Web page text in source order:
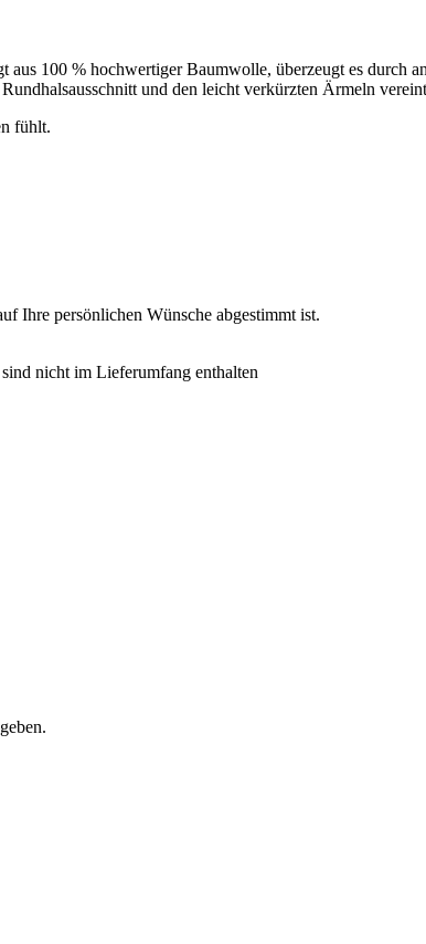
100 % hochwertiger Baumwolle, überzeugt es durch
und den leicht verkürzten Ärmeln
fühlt.
Ihre persönlichen Wünsche abgestimmt ist.
nicht im Lieferumfang enthalten